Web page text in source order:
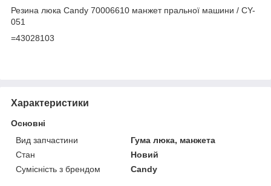
Резина люка Candy 70006610 манжет пральної машини / CY-
051
=43028103
Характеристики
Основні
Вид запчастини
Гума люка, манжета
Стан
Новий
Сумісність з брендом
Candy